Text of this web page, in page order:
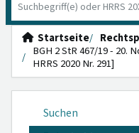
Startseite
BGH 2 StR 467/19 - 20.
HRRS 2020 Nr. 291]
Suchen